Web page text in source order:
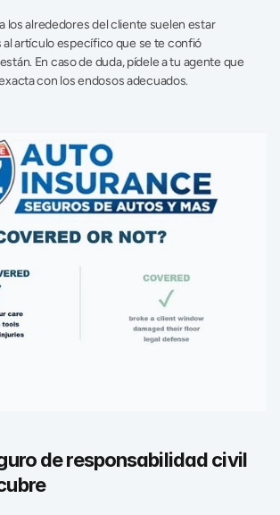
los alrededores del cliente suelen estar
artículo específico que se te confió
En caso de duda, pídele a tu agente que
con los endosos adecuados.
de responsabilidad civil